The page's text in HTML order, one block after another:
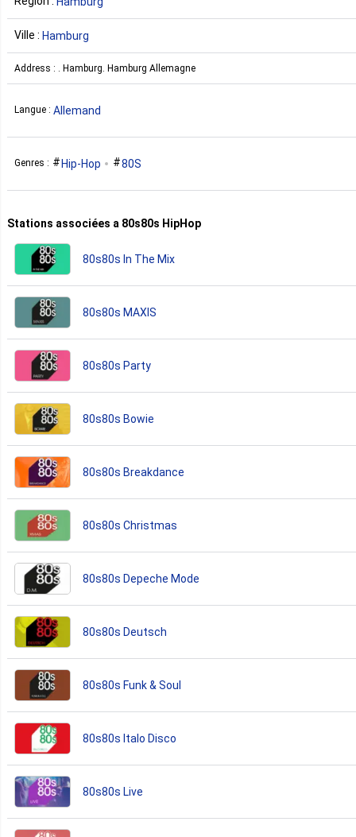
Ville : Hamburg
Address : . Hamburg. Hamburg Allemagne
Langue : Allemand
Genres : Hip-Hop 80S
Stations associées a 80s80s HipHop
80s80s In The Mix
80s80s MAXIS
80s80s Party
80s80s Bowie
80s80s Breakdance
80s80s Christmas
80s80s Depeche Mode
80s80s Deutsch
80s80s Funk & Soul
80s80s Italo Disco
80s80s Live